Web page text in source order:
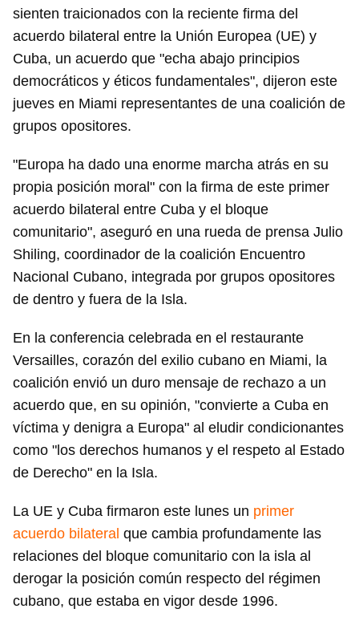
sienten traicionados con la reciente firma del
acuerdo bilateral entre la Unión Europea (UE) y
Cuba, un acuerdo que "echa abajo principios
democráticos y éticos fundamentales", dijeron este
jueves en Miami representantes de una coalición de
grupos opositores.
"Europa ha dado una enorme marcha atrás en su
propia posición moral" con la firma de este primer
acuerdo bilateral entre Cuba y el bloque
comunitario", aseguró en una rueda de prensa Julio
Shiling, coordinador de la coalición Encuentro
Nacional Cubano, integrada por grupos opositores
de dentro y fuera de la Isla.
En la conferencia celebrada en el restaurante
Versailles, corazón del exilio cubano en Miami, la
coalición envió un duro mensaje de rechazo a un
acuerdo que, en su opinión, "convierte a Cuba en
víctima y denigra a Europa" al eludir condicionantes
como "los derechos humanos y el respeto al Estado
de Derecho" en la Isla.
La UE y Cuba firmaron este lunes un primer
acuerdo bilateral que cambia profundamente las
relaciones del bloque comunitario con la isla al
derogar la posición común respecto del régimen
cubano, que estaba en vigor desde 1996.